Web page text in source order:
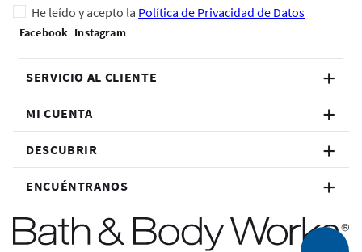
He leído y acepto la Política de Privacidad de Datos
SERVICIO AL CLIENTE
MI CUENTA
DESCUBRIR
ENCUÉNTRANOS